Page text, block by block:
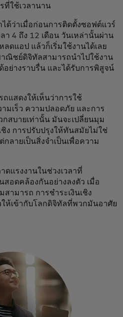
ที่ใช้เวลานาน
ด้ว่าเมื่อก่อนการติดตั้งซอฟต์แวร์
า 4 ถึง 12 เดือน วันเหล่านั้นผ่าน
ดแอป แล้วก็เริ่มใช้งานได้เลย
าณิชย์ดิจิทัลสามารถนำไปใช้งาน
อย่างราบรื่น และได้รับการพิสูจน์
แสดงให้เห็นว่าการใช้
มเร็ว ความปลอดภัย และการ
สบายเท่านั้น มันจะเปลี่ยนมุม
ง การปรับปรุงให้ทันสมัยไม่ใช่
ลายเป็นสิ่งจำเป็นเพื่อความ
ดแรงงานในช่วงเวลาที่
สอดคล้องกันอย่างลงตัว เมื่อ
ามารถ การชำระเงินเชิง
ห้เข้ากับโลกดิจิทัลที่พวกมันอาศัย